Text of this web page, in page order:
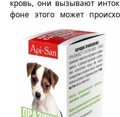
кровь, они вызывают
фоне этого может